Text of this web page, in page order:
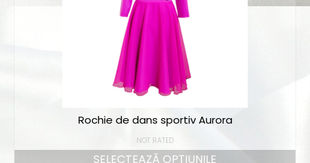
Rochie de dans sportiv Aurora
NOT RATED
SELECTEAZĂ OPȚIUNILE